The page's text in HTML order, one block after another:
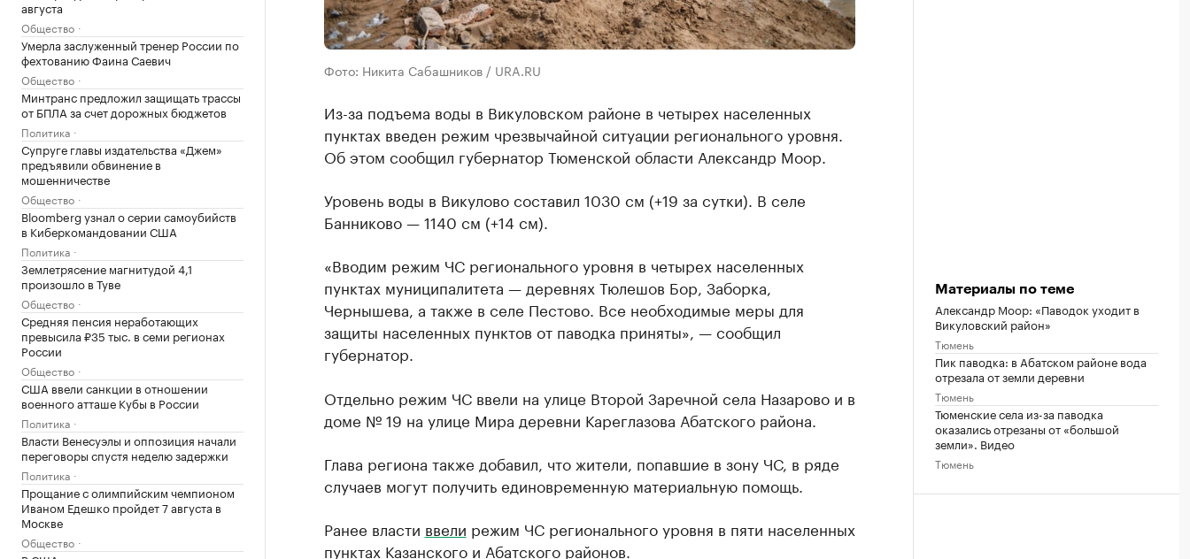
августа
Общество
Умерла заслуженный тренер России по
фехтованию Фаина Саевич
Общество
Минтранс предложил защищать трассы
от БПЛА за счет дорожных бюджетов
Политика
Супруге главы издательства «Джем»
предъявили обвинение в
мошенничестве
Общество
Bloomberg узнал о серии самоубийств
в Киберкомандовании США
Политика
Землетрясение магнитудой 4,1
произошло в Туве
Общество
Средняя пенсия неработающих
превысила ₽35 тыс. в семи регионах
России
Общество
США ввели санкции в отношении
военного атташе Кубы в России
Политика
Власти Венесуэлы и оппозиция начали
переговоры спустя неделю задержки
Политика
Прощание с олимпийским чемпионом
Иваном Едешко пройдет 7 августа в
Москве
Общество
Фото: Никита Сабашников / URA.RU
Из-за подъема воды в Викуловском районе в четырех населенных
пунктах введен режим чрезвычайной ситуации регионального уровня.
Об этом сообщил губернатор Тюменской области Александр Моор.
Уровень воды в Викулово составил 1030 см (+19 за сутки). В селе
Банниково — 1140 см (+14 см).
«Вводим режим ЧС регионального уровня в четырех населенных
пунктах муниципалитета — деревнях Тюлешов Бор, Заборка,
Чернышева, а также в селе Пестово. Все необходимые меры для
защиты населенных пунктов от паводка приняты», — сообщил
губернатор.
Отдельно режим ЧС ввели на улице Второй Заречной села Назарово и в
доме № 19 на улице Мира деревни Кареглазова Абатского района.
Глава региона также добавил, что жители, попавшие в зону ЧС, в ряде
случаев могут получить единовременную материальную помощь.
Ранее власти ввели режим ЧС регионального уровня в пяти населенных
пунктах Казанского и Абатского районов.
Материалы по теме
Александр Моор: «Паводок уходит в
Викуловский район»
Тюмень
Пик паводка: в Абатском районе вода
отрезала от земли деревни
Тюмень
Тюменские села из-за паводка
оказались отрезаны от «большой
земли». Видео
Тюмень